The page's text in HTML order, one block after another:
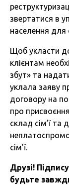
звертатися в
населення
Щоб укласти
клієнтам
збут» та
уклала заяву
договору на
про
склад сім’ї та
сім’ї.
Друзі!
будьте